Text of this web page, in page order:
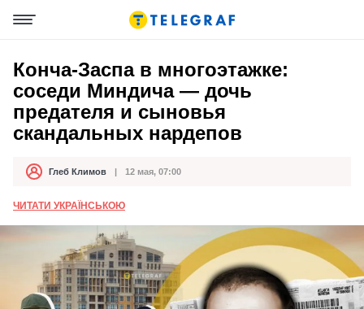
Конча-Заспа в многоэтажке:
соседи Миндича — дочь
предателя и сыновья
скандальных нардепов
АвторГлеб Климов
Дата публикации 12 мая, 07:00
ЧИТАТИ УКРАЇНСЬКОЮ